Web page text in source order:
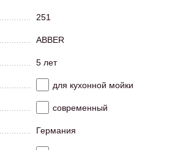
251
ABBER
5 лет
для кухонной мойки
современный
Германия